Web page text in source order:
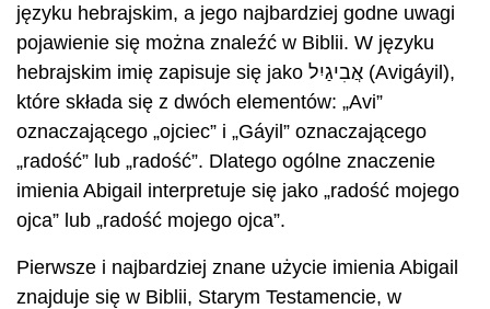
języku hebrajskim, a jego najbardziej godne uwagi
pojawienie się można znaleźć w Biblii. W języku
hebrajskim imię zapisuje się jako אֲבִיגַיִל (Avigáyil),
które składa się z dwóch elementów: „Avi”
oznaczającego „ojciec” i „Gáyil” oznaczającego
„radość” lub „radość”. Dlatego ogólne znaczenie
imienia Abigail interpretuje się jako „radość mojego
ojca” lub „radość mojego ojca”.
Pierwsze i najbardziej znane użycie imienia Abigail
znajduje się w Biblii, Starym Testamencie, w